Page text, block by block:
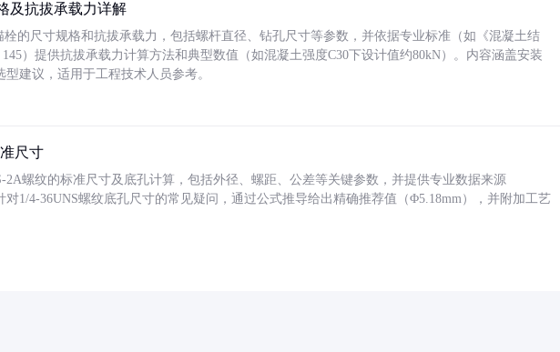
及抗拔承载力详解
栓的尺寸规格和抗拔承载力，包括螺杆直径、钻孔尺寸等参数，并依据专业标准（如《混凝土结
）提供抗拔承载力计算方法和典型数值（如混凝土强度C30下设计值约80kN）。内容涵盖安装
建议，适用于工程技术人员参考。
尺寸
2A螺纹的标准尺寸及底孔计算，包括外径、螺距、公差等关键参数，并提供专业数据来源
对1/4-36UNS螺纹底孔尺寸的常见疑问，通过公式推导给出精确推荐值（Φ5.18mm），并附加工艺